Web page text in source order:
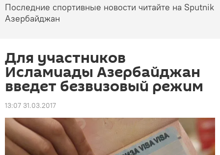
Последние спортивные новости читайте на Sputnik
Азербайджан
Для участников
Исламиады Азербайджан
введет безвизовый режим
13:07 31.03.2017